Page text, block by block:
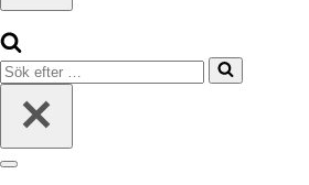
Sök
efter
Navigeringsmeny